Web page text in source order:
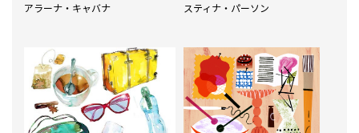
アラーナ・キャバナ スティナ・パーソン